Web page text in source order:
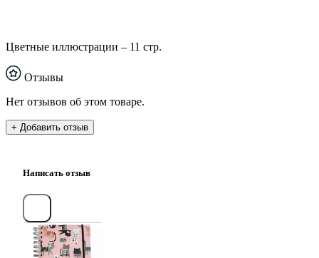
Цветные иллюстрации – 11 стр.
Отзывы
Нет отзывов об этом товаре.
+ Добавить отзыв
Написать отзыв